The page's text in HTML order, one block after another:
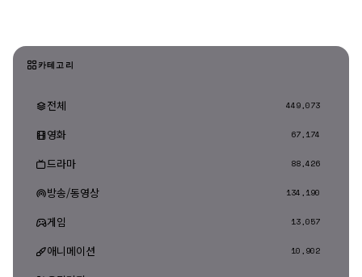
카테고리
전체 449,073
영화 67,174
드라마 88,426
방송/동영상 134,190
게임 13,057
애니메이션 10,902